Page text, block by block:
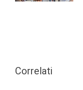
Correlati